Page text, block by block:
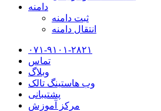
دامنه
ثبت دامنه
انتقال دامنه
۰۷۱-۹۱۰۱-۲۸۲۱
تماس
وبلاگ
وب هاستینگ تالک
پشتیبانی
مرکز آموزش